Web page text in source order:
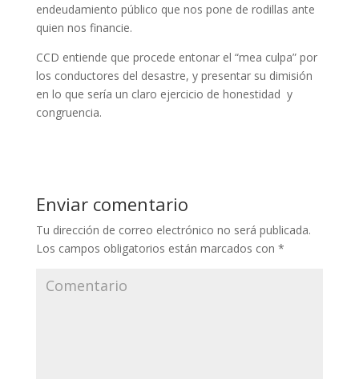
endeudamiento público que nos pone de rodillas ante
quien nos financie.
CCD entiende que procede entonar el “mea culpa” por
los conductores del desastre, y presentar su dimisión
en lo que sería un claro ejercicio de honestidad y
congruencia.
Enviar comentario
Tu dirección de correo electrónico no será publicada.
Los campos obligatorios están marcados con *